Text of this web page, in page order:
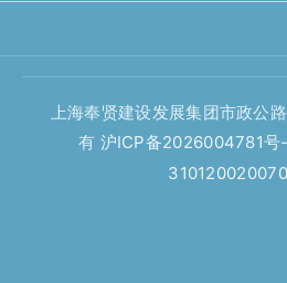
上海奉贤建设发展集团市政公
有 沪ICP备2026004781号